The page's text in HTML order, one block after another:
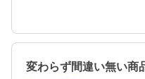
変わらず間違い無い商